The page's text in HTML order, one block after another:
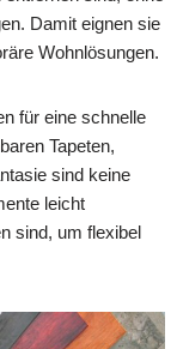
Damit eignen sie
Wohnlösungen.
für eine schnelle
Tapeten,
sind keine
leicht
sind, um flexibel